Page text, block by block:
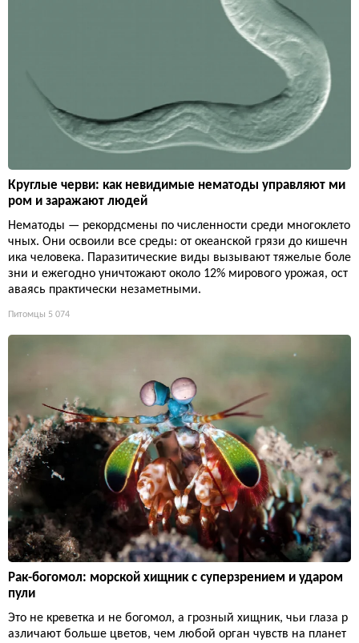
Круглые черви: как невидимые нематоды управляют ми
ром и заражают людей
Нематоды — рекордсмены по численности среди многоклето
чных. Они освоили все среды: от океанской грязи до кишечн
ика человека. Паразитические виды вызывают тяжелые боле
зни и ежегодно уничтожают около 12% мирового урожая, ост
аваясь практически незаметными.
Питомцы 5 074
Рак-богомол: морской хищник с суперзрением и ударом
пули
Это не креветка и не богомол, а грозный хищник, чьи глаза р
азличают больше цветов, чем любой орган чувств на планет